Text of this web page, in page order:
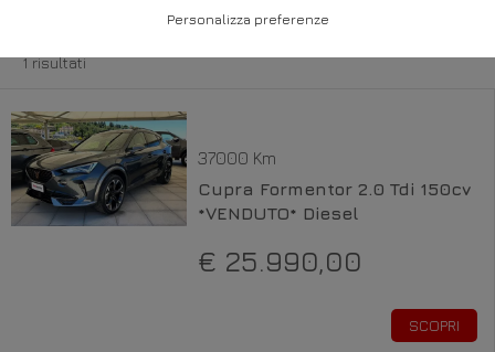
Personalizza preferenze
1 risultati
37000 Km
Cupra Formentor 2.0 Tdi 150cv
*VENDUTO* Diesel
€ 25.990,00
SCOPRI